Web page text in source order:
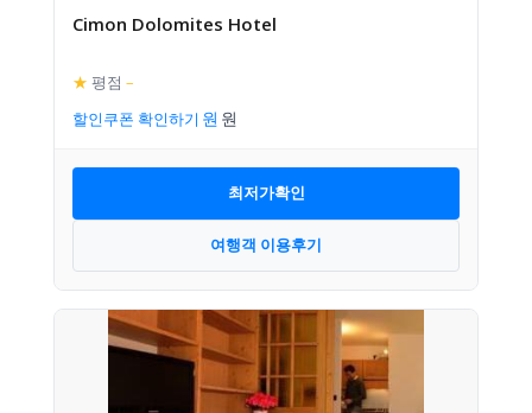
Cimon Dolomites Hotel
★ 평점 –
할인쿠폰 확인하기
최저가확인
여행객 이용후기